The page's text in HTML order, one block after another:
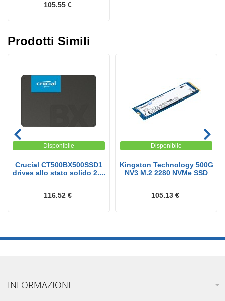
105.55 €
Prodotti Simili
Disponibile
Crucial CT500BX500SSD1
drives allo stato solido 2....
116.52 €
Disponibile
Kingston Technology 500G
NV3 M.2 2280 NVMe SSD
105.13 €
INFORMAZIONI